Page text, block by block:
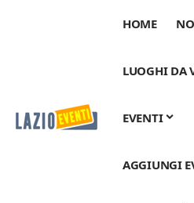
HOME
LUOGHI DA
EVENTI
AGGIUNGI